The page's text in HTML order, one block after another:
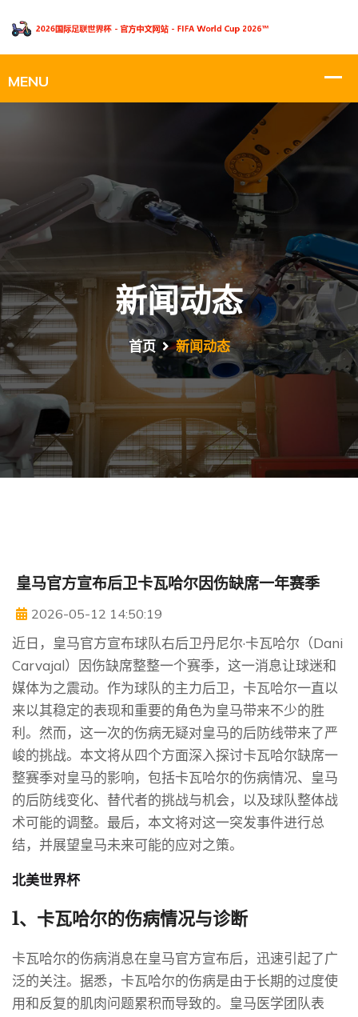
新闻动态
首页 新闻动态
皇马官方宣布后卫卡瓦哈尔因伤缺席一年赛季
2026-05-12 14:50:19
近日，皇马官方宣布球队右后卫丹尼尔·卡瓦哈尔（Dani
Carvajal）因伤缺席整整一个赛季，这一消息让球迷和
媒体为之震动。作为球队的主力后卫，卡瓦哈尔一直以
来以其稳定的表现和重要的角色为皇马带来不少的胜
利。然而，这一次的伤病无疑对皇马的后防线带来了严
峻的挑战。本文将从四个方面深入探讨卡瓦哈尔缺席一
整赛季对皇马的影响，包括卡瓦哈尔的伤病情况、皇马
的后防线变化、替代者的挑战与机会，以及球队整体战
术可能的调整。最后，本文将对这一突发事件进行总
结，并展望皇马未来可能的应对之策。
北美世界杯
1、卡瓦哈尔的伤病情况与诊断
卡瓦哈尔的伤病消息在皇马官方宣布后，迅速引起了广
泛的关注。据悉，卡瓦哈尔的伤病是由于长期的过度使
用和反复的肌肉问题累积而导致的。皇马医学团队表